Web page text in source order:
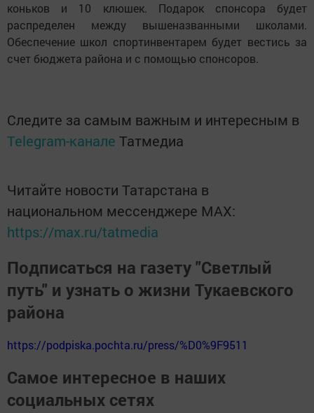
коньков и 10 клюшек. Подарок спонсора будет
распределен между вышеназванными школами.
Обеспечение школ спортинвентарем будет вестись за
счет бюджета района и с помощью спонсоров.
Следите за самым важным и интересным в
Telegram-канале Татмедиа
Читайте новости Татарстана в
национальном мессенджере MАХ:
https://max.ru/tatmedia
Подписаться на газету "Светлый
путь" и узнать о жизни Тукаевского
района
https://podpiska.pochta.ru/press/%D0%9F9511
Самое интересное в наших
социальных сетях